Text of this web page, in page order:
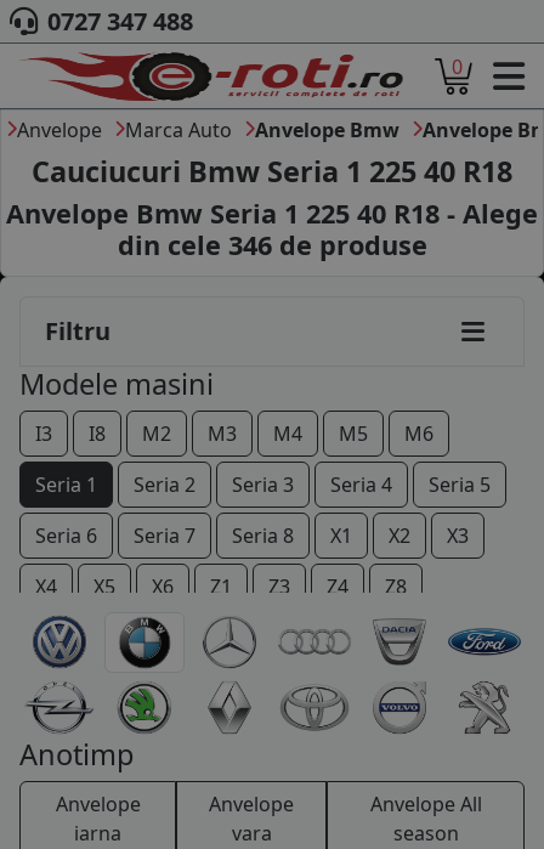
ACASA
DESPRE NOI
ANVELOPE
AUTO
CAMION
MOTO
MARCA AUTO
BLOG
B2B - COLABORARE COMPANII
CONT
CONTACT
COS (
0 PRODUSE
0727 347 488
0
Anvelope Marca Auto Anvelope Bmw Anvelope
Cauciucuri Bmw Seria 1 225 40 R18
Anvelope Bmw Seria 1 225 40 R18 - Alege
din cele 346de produse
Filtru
Modele masini
I3 I8 M2 M3 M4 M5
M6
Seria 1
Seria 2 Seria 3 Seria 4
Seria 5
Seria 6
Seria 7 Seria 8 X1 X2
X3
X4
X5 X6 Z1 Z3 Z4 Z8
Anotimp
Anvelope
iarna
Anvelope
vara
Anvelope All
season
185/60R16
195/55R16
205/55R16